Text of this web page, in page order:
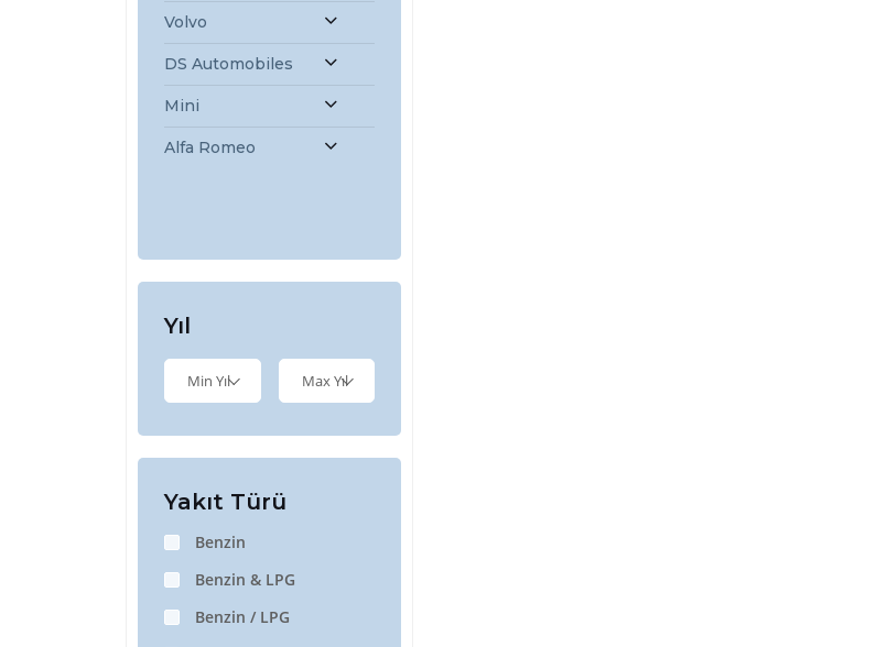
Volvo
DS Automobiles
Mini
Alfa Romeo
Yıl
Min Yıl Max Yıl
Yakıt Türü
Benzin
Benzin & LPG
Benzin / LPG